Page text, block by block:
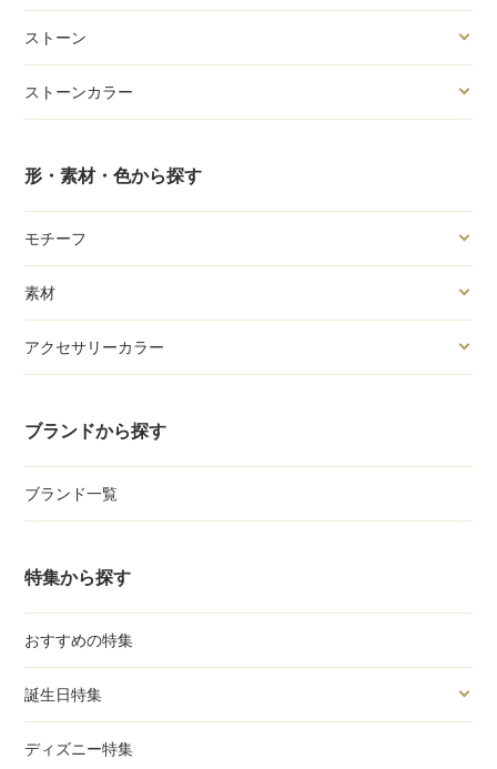
ストーン
ストーンカラー
形・素材・色から探す
モチーフ
素材
アクセサリーカラー
ブランドから探す
ブランド一覧
特集から探す
おすすめの特集
誕生日特集
ディズニー特集